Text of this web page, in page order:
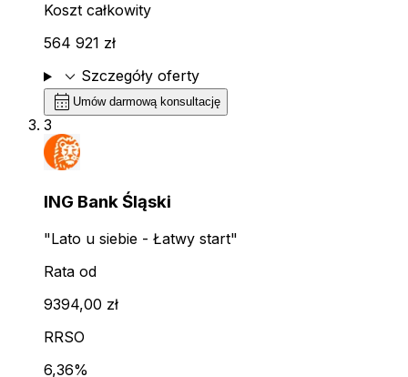
Koszt całkowity
564 921 zł
expand_more Szczegóły oferty
calendar_month Umów darmową konsultację
3
ING Bank Śląski
"Lato u siebie - Łatwy start"
Rata od
9394,00 zł
RRSO
6,36%